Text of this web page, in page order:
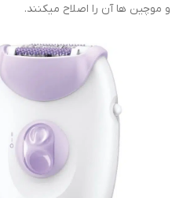
و موچین ها آن را اصلاح میکنند.